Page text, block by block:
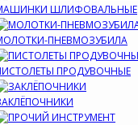
ШЛИФОВАЛЬНЫЕ
ПНЕВМОЗУБИЛА
ПРОДУВОЧНЫЕ